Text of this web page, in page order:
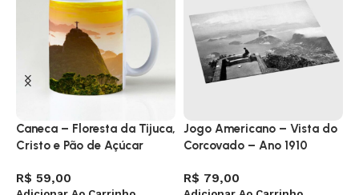
Caneca – Floresta da Tijuca,
Cristo e Pão de Açúcar
R$ 59,00
Jogo Americano – Vista do
Corcovado – Ano 1910
R$ 79,00